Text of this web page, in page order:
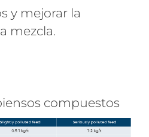
y mejorar la
mezcla.
compuestos